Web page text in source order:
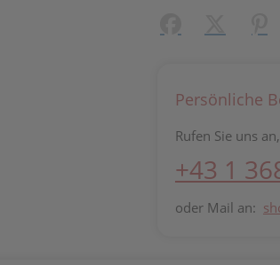
Persönliche
Rufen Sie uns
+43 1
oder Mail an: